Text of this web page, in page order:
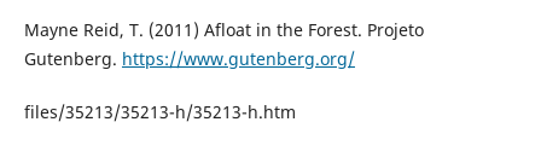
Mayne Reid, T. (2011) Afloat in the Forest. Projeto
Gutenberg. https://www.gutenberg.org/
files/35213/35213-h/35213-h.htm